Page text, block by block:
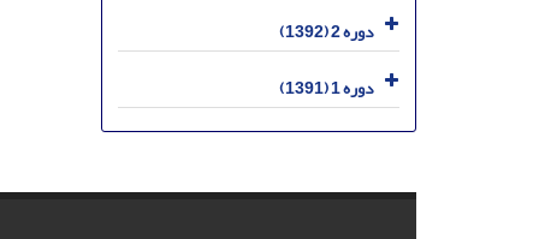
دوره 2 (1392)
دوره 1 (1391)